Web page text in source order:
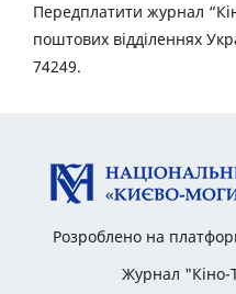
Передплатити журнал
поштових відділеннях
74249.
Розроблено на
Журнал "Кіно-